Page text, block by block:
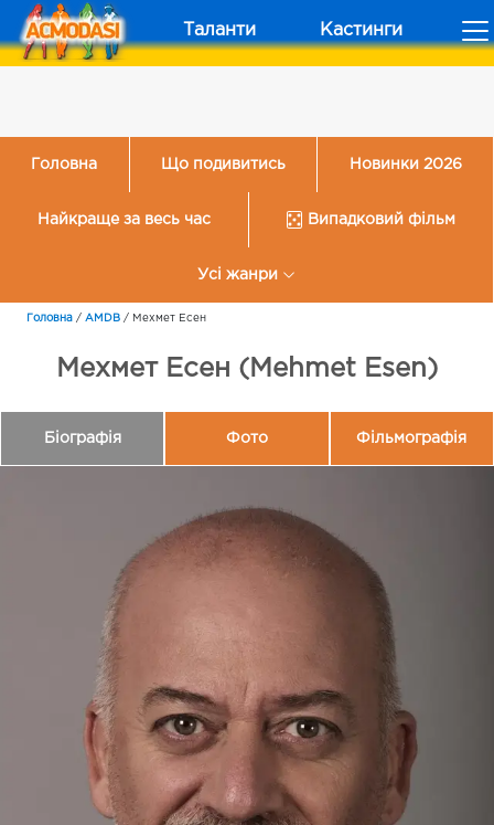
Таланти Кастинги
Головна Що подивитись Новинки 2026
Найкраще за весь час Випадковий фільм
Усі жанри
Головна / AMDB / Мехмет Есен
Мехмет Есен (Mehmet Esen)
Біографія Фото Фільмографія